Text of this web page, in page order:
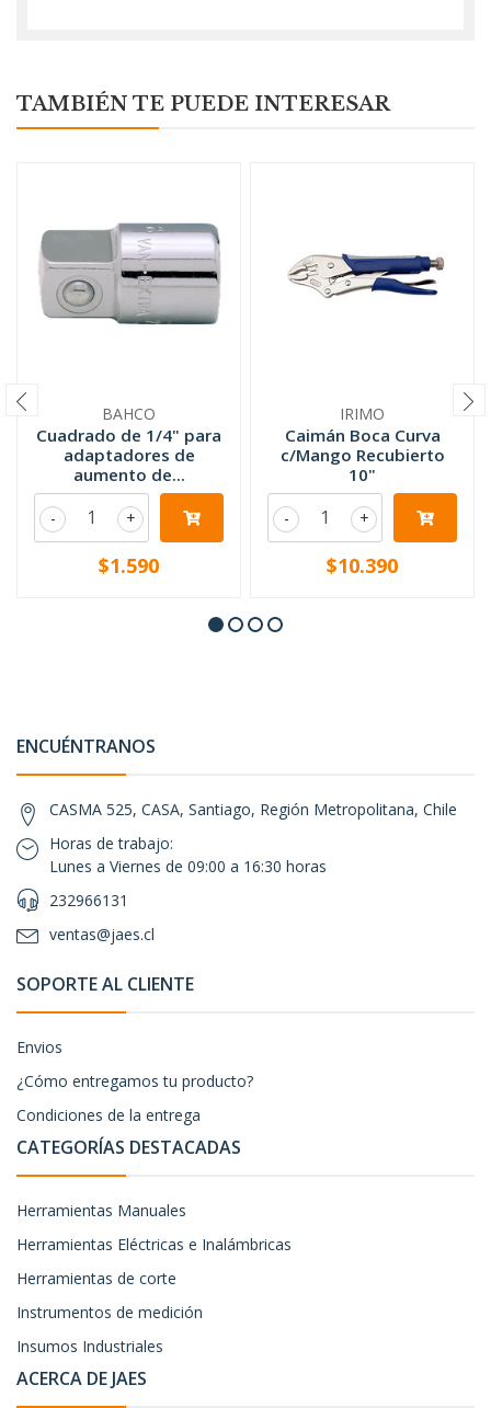
TAMBIÉN TE PUEDE INTERESAR
BAHCO
Cuadrado de 1/4" para
adaptadores de
aumento de...
+
-
$1.590
IRIMO
Caimán Boca Curva
c/Mango Recubierto
10"
+
-
$10.390
ENCUÉNTRANOS
CASMA 525, CASA, Santiago, Región Metropolitana, Chile
Horas de trabajo:
Lunes a Viernes de 09:00 a 16:30 horas
232966131
ventas@jaes.cl
SOPORTE AL CLIENTE
Envios
¿Cómo entregamos tu producto?
Condiciones de la entrega
CATEGORÍAS DESTACADAS
Herramientas Manuales
Herramientas Eléctricas e Inalámbricas
Herramientas de corte
Instrumentos de medición
Insumos Industriales
ACERCA DE JAES